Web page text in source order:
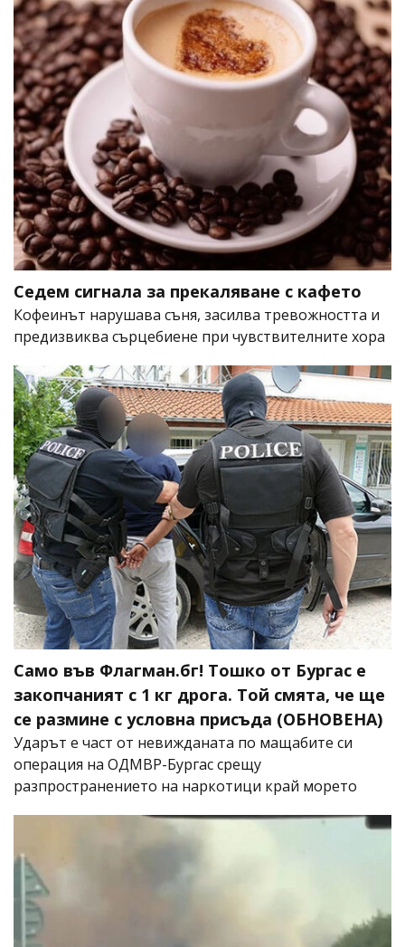
Седем сигнала за прекаляване с кафето
Кофеинът нарушава съня, засилва тревожността и
предизвиква сърцебиене при чувствителните хора
Само във Флагман.бг! Тошко от Бургас е
закопчаният с 1 кг дрога. Той смята, че ще
се размине с условна присъда (ОБНОВЕНА)
Ударът е част от невижданата по мащабите си
операция на ОДМВР-Бургас срещу
разпространението на наркотици край морето